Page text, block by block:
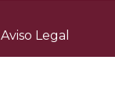
Aviso Legal